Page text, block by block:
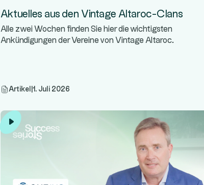
Aktuelles aus den Vintage Altaroc-Clans
Alle zwei Wochen finden Sie hier die wichtigsten
Ankündigungen der Vereine von Vintage Altaroc.
Artikel 1. Juli 2026